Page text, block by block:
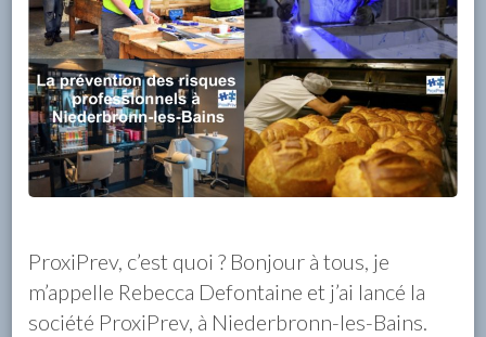
ProxiPrev, c’est quoi ? Bonjour à tous, je
m’appelle Rebecca Defontaine et j’ai lancé la
société ProxiPrev, à Niederbronn-les-Bains.